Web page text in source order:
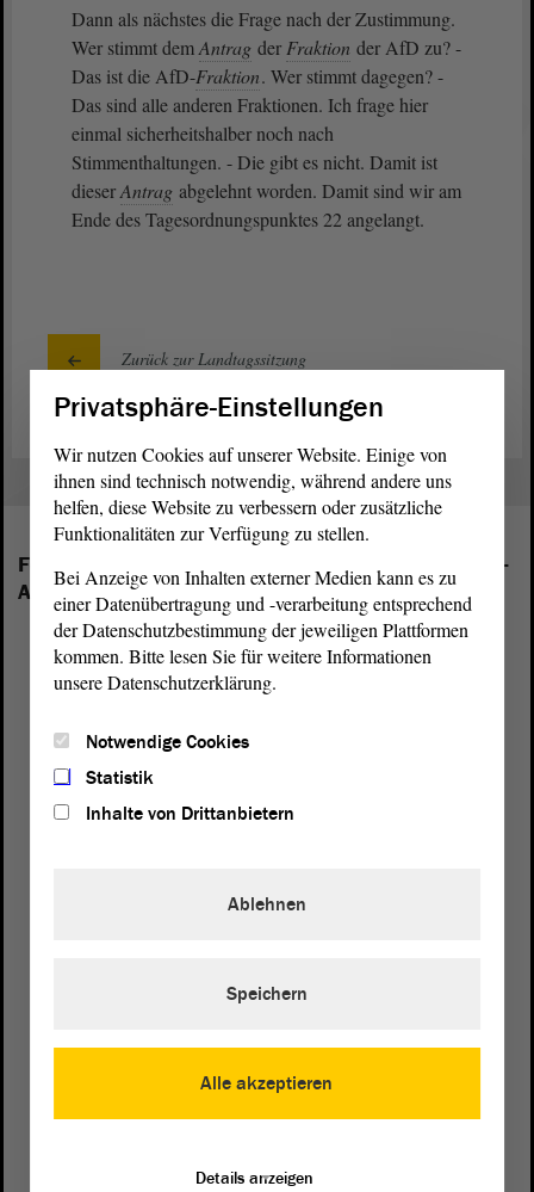
Dann als nächstes die Frage nach der Zustimmung.
Wer stimmt demAntrag der Fraktion der AfD zu? -
Das ist die AfD-Fraktion. Wer stimmt dagegen? -
Das sind alle anderen Fraktionen. Ich frage hier
einmal sicherheitshalber noch nach
Stimmenthaltungen. - Die gibt es nicht. Damit ist
dieserAntrag abgelehnt worden. Damit sind wir am
Ende des Tagesordnungspunktes 22 angelangt.
Zurück zur Landtagssitzung
Folgende Fraktionen sind im Landtag von Sachsen-
Anhalt vertreten:
Landtagvon Sachsen-Anhalt
Wegbeschreibung
Privatsphäre-Einstellungen
Wir nutzen Cookies auf unserer Website. Einige von
ihnen sind technisch notwendig, während andere uns
helfen, diese Website zu verbessern oder zusätzliche
Funktionalitäten zur Verfügung zu stellen.
Bei Anzeige von Inhalten externer Medien kann es zu
einer Datenübertragung und -verarbeitung entsprechend
der Datenschutzbestimmung der jeweiligen Plattformen
kommen. Bitte lesen Sie für weitere Informationen
unsere Datenschutzerklärung.
Notwendige Cookies
Statistik
Inhalte von Drittanbietern
Alle akzeptieren
Ablehnen
Speichern
Details anzeigen